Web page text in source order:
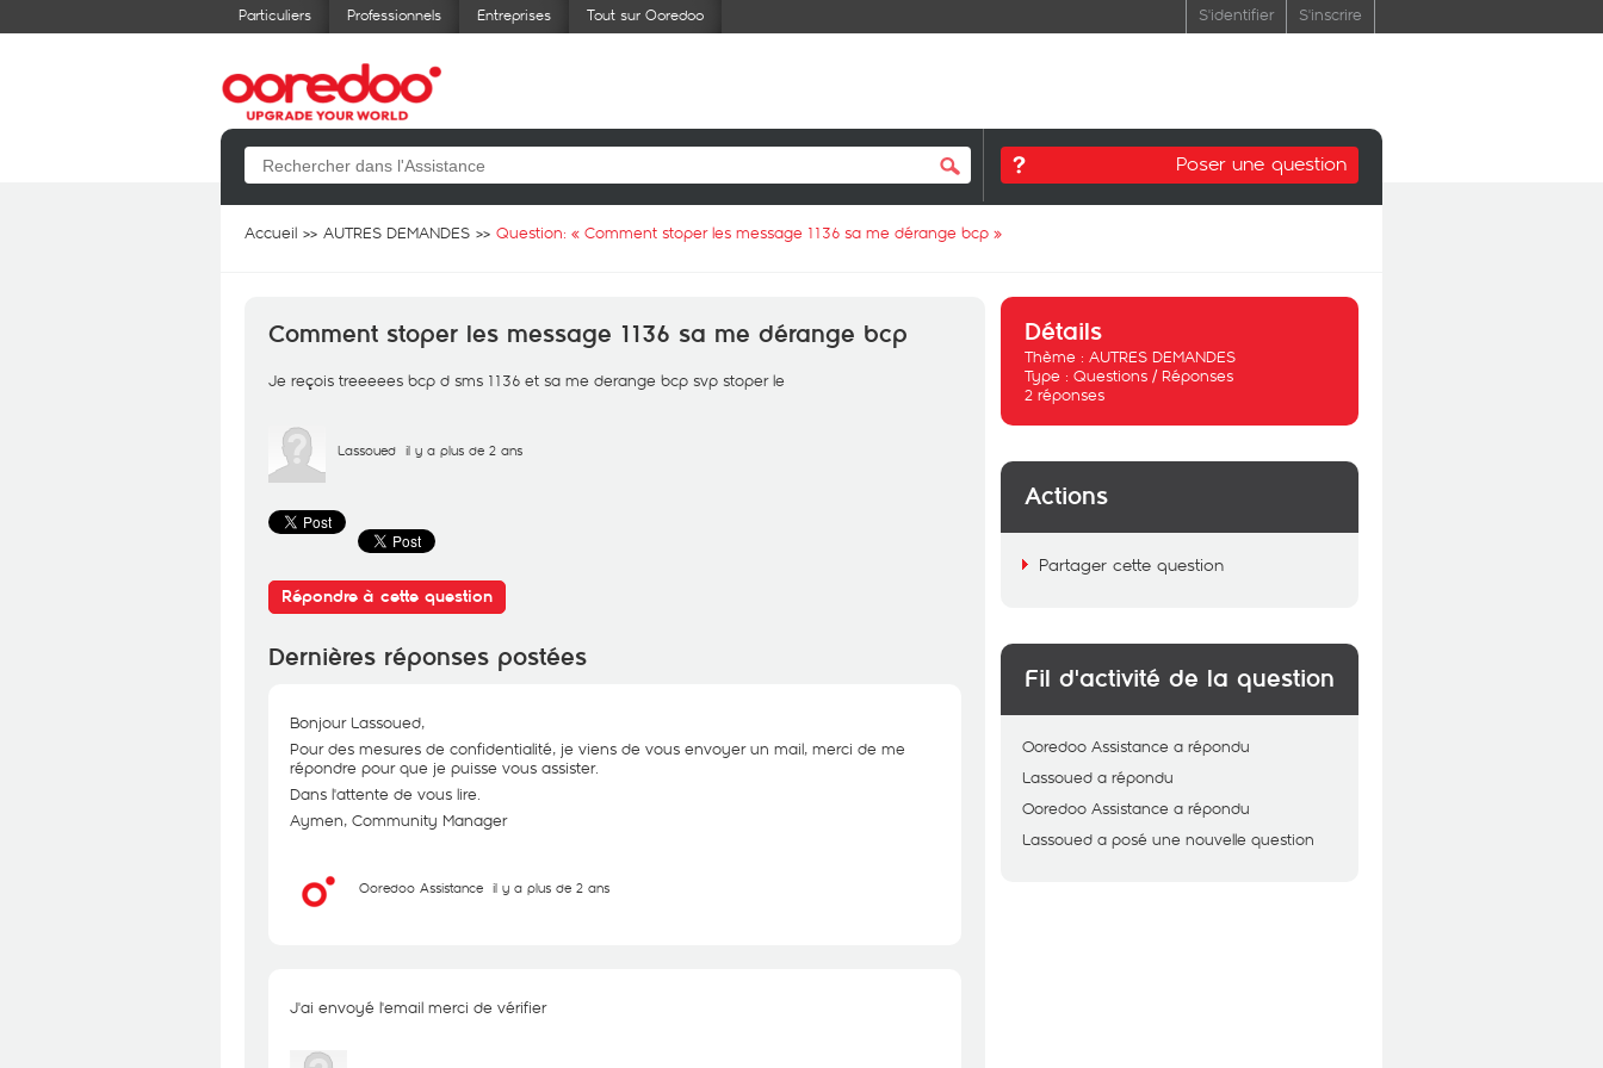
Particuliers Professionnels Entreprises Tout sur Ooredoo S'identifier S'inscrire
Poser une question
Accueil AUTRES DEMANDES Question: « Comment stoper les message 1136 sa me dérange bcp »
Comment stoper les message 1136 sa me dérange bcp
Je reçois treeeees bcp d sms 1136 et sa me derange bcp svp stoper le
Lassoued il y a plus de 2 ans
Répondre à cette question
Dernières réponses postées
Bonjour Lassoued,
Pour des mesures de confidentialité, je viens de vous envoyer un mail, merci de me
répondre pour que je puisse vous assister.
Dans l'attente de vous lire.
Aymen, Community Manager
Ooredoo Assistance il y a plus de 2 ans
J'ai envoyé l'email merci de vérifier
Détails
Thème : AUTRES DEMANDES
Type : Questions / Réponses
2 réponses
Actions
Partager cette question
Fil d'activité de la question
Ooredoo Assistance a répondu
Lassoued a répondu
Ooredoo Assistance a répondu
Lassoued a posé une nouvelle question